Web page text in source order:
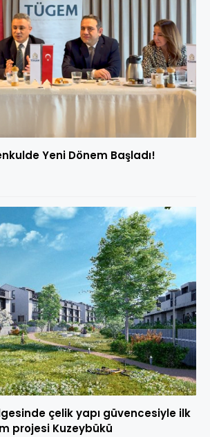
Yeni Dönem Başladı!
çelik yapı güvencesiyle ilk
kentsel dönüşüm projesi Kuzeybükü